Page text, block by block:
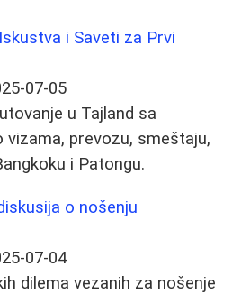
i Saveti za Prvi
07-05
u Tajland sa
prevozu, smeštaju,
i Patongu.
o nošenju
07-04
dilema vezanih za nošenje